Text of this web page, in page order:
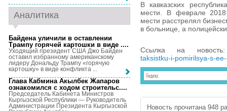
В кавказских
мести. В феврале 2018
мести расстрелял
в больнице, а
Ссылка на
taksistku-i-pomirilsya-s-
Новость прочитана 948
Аналитика
Байдена уличили в оставлении
Трампу горячей картошки в виде ....
Уходящий президент США Джо Байден
оставил избранному американскому
лидеру Дональду Трампу «горячую
картошку» в виде конфликта ...
Глава Кабмина Акылбек Жапаров
ознакомился с ходом строительс....
Председатель Кабинета Министров
Кыргызской Республики — Руководитель
Администрации Президента Кыргызской